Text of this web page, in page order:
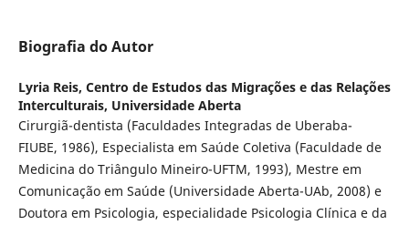
Biografia do Autor
Lyria Reis, Centro de Estudos das Migrações e das Relações
Interculturais, Universidade Aberta
Cirurgiã-dentista (Faculdades Integradas de Uberaba-
FIUBE, 1986), Especialista em Saúde Coletiva (Faculdade de
Medicina do Triângulo Mineiro-UFTM, 1993), Mestre em
Comunicação em Saúde (Universidade Aberta-UAb, 2008) e
Doutora em Psicologia, especialidade Psicologia Clínica e da